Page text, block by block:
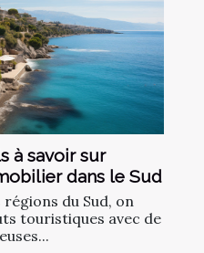
à savoir sur
dans le Sud
du Sud, on
touristiques avec de